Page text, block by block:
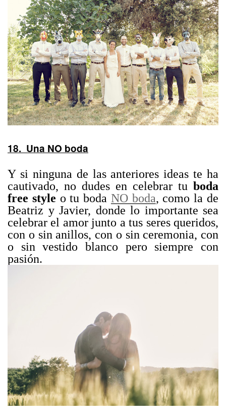
18. Una NO boda
Y si ninguna de las anteriores ideas te ha
cautivado, no dudes en celebrar tu boda
free style o tu boda NO boda, como la de
Beatriz y Javier, donde lo importante sea
celebrar el amor junto a tus seres queridos,
con o sin anillos, con o sin ceremonia, con
o sin vestido blanco pero siempre con
pasión.